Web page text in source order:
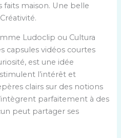
faits maison. Une belle
Ludoclip ou Cultura
capsules vidéos courtes
est une idée
l’intérêt et
clairs sur des notions
parfaitement à des
peut partager ses